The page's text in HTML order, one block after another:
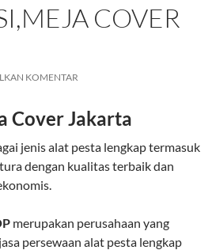
COVER
KOMENTAR
Cover Jakarta
jenis alat pesta lengkap termasuk
dengan kualitas terbaik dan
merupakan perusahaan yang
persewaan alat pesta lengkap